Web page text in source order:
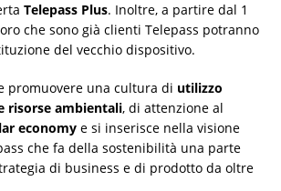
Telepass Plus. Inoltre, a partire dal 1
che sono già clienti Telepass potranno
del vecchio dispositivo.
promuovere una cultura di utilizzo
risorse ambientali, di attenzione al
economy e si inserisce nella visione
che fa della sostenibilità una parte
di business e di prodotto da oltre